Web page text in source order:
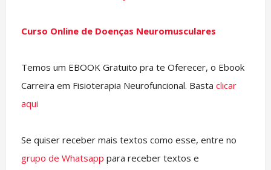
Curso Online de Doenças Neuromusculares
Temos um EBOOK Gratuito pra te Oferecer, o Ebook
Carreira em Fisioterapia Neurofuncional. Basta clicar
aqui
Se quiser receber mais textos como esse, entre no
grupo de Whatsapp para receber textos e